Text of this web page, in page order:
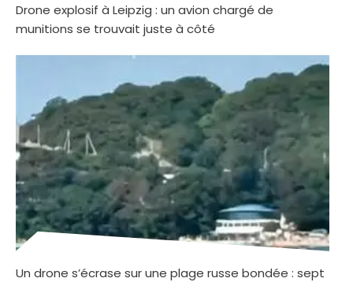
Drone explosif à Leipzig : un avion chargé de
munitions se trouvait juste à côté
Un drone s’écrase sur une plage russe bondée : sept